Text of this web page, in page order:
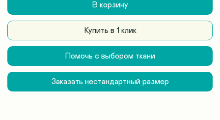
В корзину
Купить в 1 клик
Помочь с выбором ткани
Заказать нестандартный размер